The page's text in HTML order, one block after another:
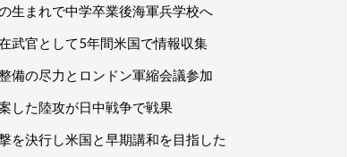
まれで中学卒業後海軍兵学校へ
官として5年間米国で情報収集
の尽力とロンドン軍縮会議参加
た陸攻が日中戦争で戦果
決行し米国と早期講和を目指した